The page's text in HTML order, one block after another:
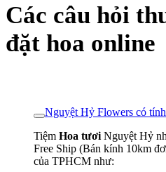
Các câu hỏi
đặt hoa online
Nguyệt Hỷ Flowers có
Tiệm Hoa tươi Nguyệt Hỷ
Free Ship (Bán kính 10km
của TPHCM như: